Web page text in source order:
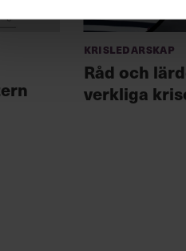
Krisledarskap
Råd och
verkliga